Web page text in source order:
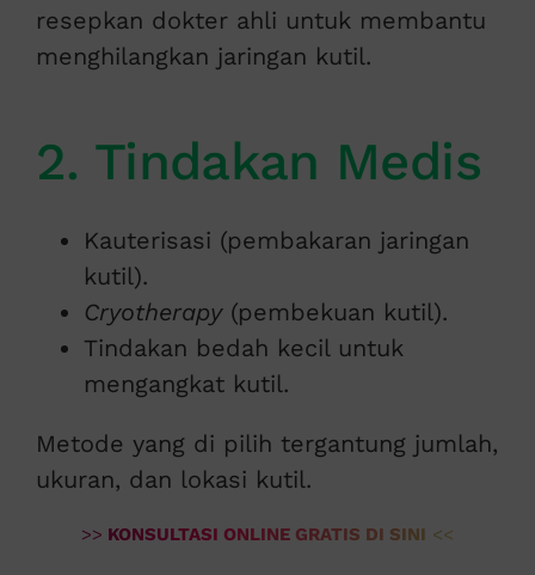
resepkan dokter ahli untuk membantu
menghilangkan jaringan kutil.
2. Tindakan Medis
Kauterisasi (pembakaran jaringan
kutil).
Cryotherapy(pembekuan kutil).
Tindakan bedah kecil untuk
mengangkat kutil.
Metode yang di pilih tergantung jumlah,
ukuran, dan lokasi kutil.
>> KONSULTASI ONLINE GRATIS DI SINI <<